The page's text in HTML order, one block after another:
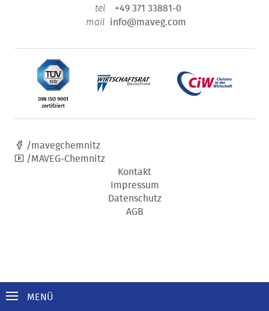
MENÜ
tel +49 371 33881-0
mail info@maveg.com
/mavegchemnitz
/MAVEG-Chemnitz
Kontakt
Impressum
Datenschutz
AGB